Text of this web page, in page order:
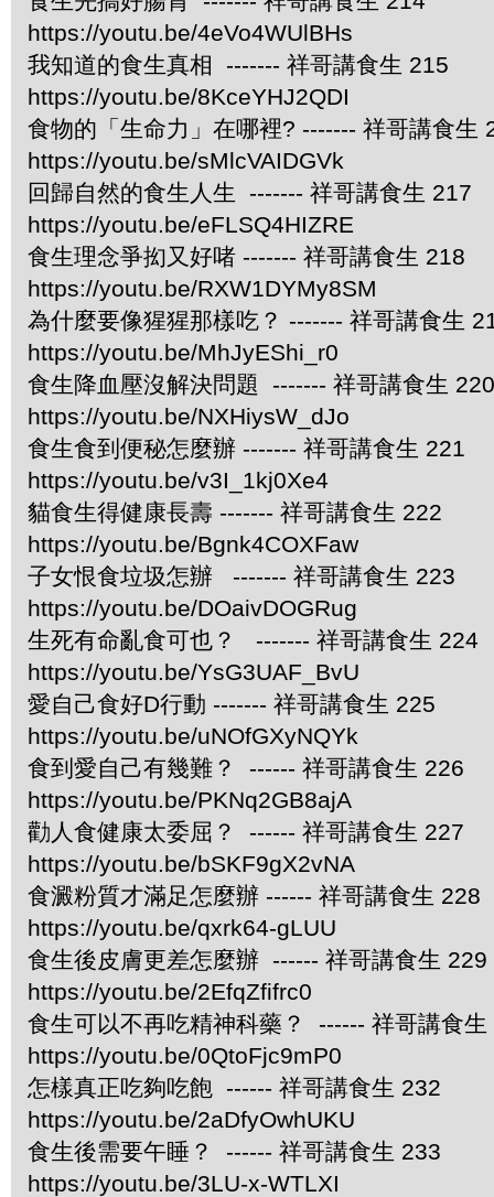
https://youtu.be/4eVo4WUlBHs
我知道的食生真相 ------- 祥哥講食生 215
https://youtu.be/8KceYHJ2QDI
食物的「生命力」在哪裡? ------- 祥哥講食生
https://youtu.be/sMlcVAIDGVk
回歸自然的食生人生 ------- 祥哥講食生 217
https://youtu.be/eFLSQ4HIZRE
食生理念爭抝又好啫 ------- 祥哥講食生 218
https://youtu.be/RXW1DYMy8SM
為什麼要像猩猩那樣吃？ ------- 祥哥講食生
https://youtu.be/MhJyEShi_r0
食生降血壓沒解決問題 ------- 祥哥講食生 220
https://youtu.be/NXHiysW_dJo
食生食到便秘怎麼辦 ------- 祥哥講食生 221
https://youtu.be/v3I_1kj0Xe4
貓食生得健康長壽 ------- 祥哥講食生 222
https://youtu.be/Bgnk4COXFaw
子女恨食垃圾怎辦 ------- 祥哥講食生 223
https://youtu.be/DOaivDOGRug
生死有命亂食可也？ ------- 祥哥講食生 224
https://youtu.be/YsG3UAF_BvU
愛自己食好D行動 ------- 祥哥講食生 225
https://youtu.be/uNOfGXyNQYk
食到愛自己有幾難？ ------ 祥哥講食生 226
https://youtu.be/PKNq2GB8ajA
勸人食健康太委屈？ ------ 祥哥講食生 227
https://youtu.be/bSKF9gX2vNA
食澱粉質才滿足怎麼辦 ------ 祥哥講食生 228
https://youtu.be/qxrk64-gLUU
食生後皮膚更差怎麼辦 ------ 祥哥講食生 229
https://youtu.be/2EfqZfifrc0
食生可以不再吃精神科藥？ ------ 祥哥講食生
https://youtu.be/0QtoFjc9mP0
怎樣真正吃夠吃飽 ------ 祥哥講食生 232
https://youtu.be/2aDfyOwhUKU
食生後需要午睡？ ------ 祥哥講食生 233
https://youtu.be/3LU-x-WTLXI